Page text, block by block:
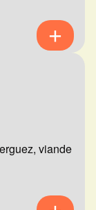
viande